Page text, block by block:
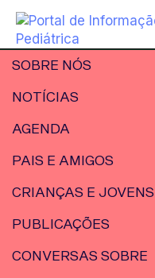
SOBRE NÓS
NOTÍCIAS
AGENDA
PAIS E AMIGOS
CRIANÇAS E JOVENS
PUBLICAÇÕES
CONVERSAS SOBRE